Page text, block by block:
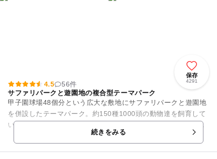
保存
4291
4.5
56件
サファリパークと遊園地の複合型テーマパーク
甲子園球場48個分という広大な敷地にサファリパークと遊園地
を併設したテーマパーク。約150種1000頭の動物達を飼育して
いて、関西で唯一マイカーで入場することのできる「ドライブ
続きをみる